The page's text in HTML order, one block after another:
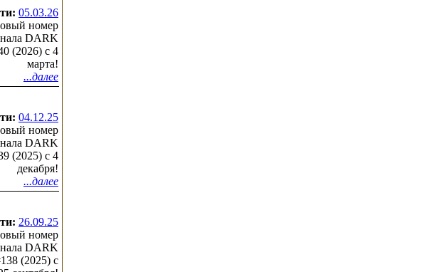
05.03.26
номер
DARK
(2026) c 4
марта!
...далее
04.12.25
номер
DARK
(2025) c 4
декабря!
...далее
26.09.25
номер
DARK
(2025) c